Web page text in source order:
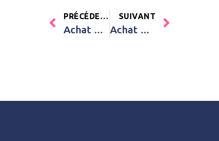
PRÉCÉDENT
Achat Réducteur de lit Babynest clair Micuna Blanc Bébé
SUIVANT
Achat Mini mobile Lapin gris Kikadu Gris Fille